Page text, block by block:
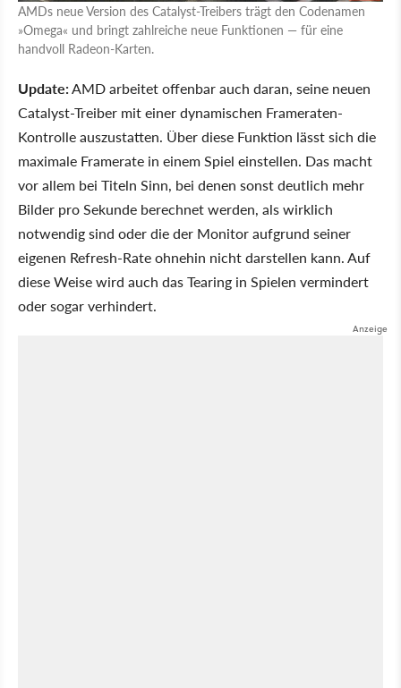
AMDs neue Version des Catalyst-Treibers trägt den Codenamen
»Omega« und bringt zahlreiche neue Funktionen — für eine
handvoll Radeon-Karten.
Update:AMD arbeitet offenbar auch daran, seine neuen
Catalyst-Treiber mit einer dynamischen Frameraten-
Kontrolle auszustatten. Über diese Funktion lässt sich die
maximale Framerate in einem Spiel einstellen. Das macht
vor allem bei Titeln Sinn, bei denen sonst deutlich mehr
Bilder pro Sekunde berechnet werden, als wirklich
notwendig sind oder die der Monitor aufgrund seiner
eigenen Refresh-Rate ohnehin nicht darstellen kann. Auf
diese Weise wird auch das Tearing in Spielen vermindert
oder sogar verhindert.